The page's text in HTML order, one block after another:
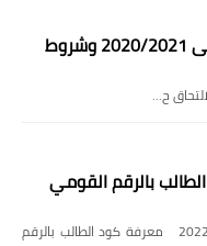
تنسيق معهد فنى صحى 2020/2021 وشروط
بالرقم القومي
رابط مباشر معرفة كود الطالب بالرقم القومي 2022 معرفة كود الطالب بالرقم